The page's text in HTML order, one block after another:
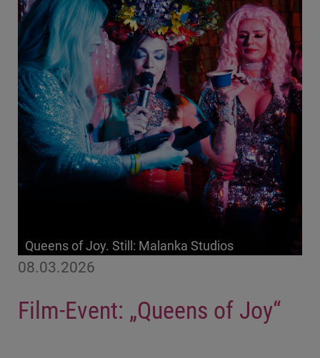
08.03.2026
Film-Event: „Queens of Joy“
Queens of Joy. Still: Malanka Studios